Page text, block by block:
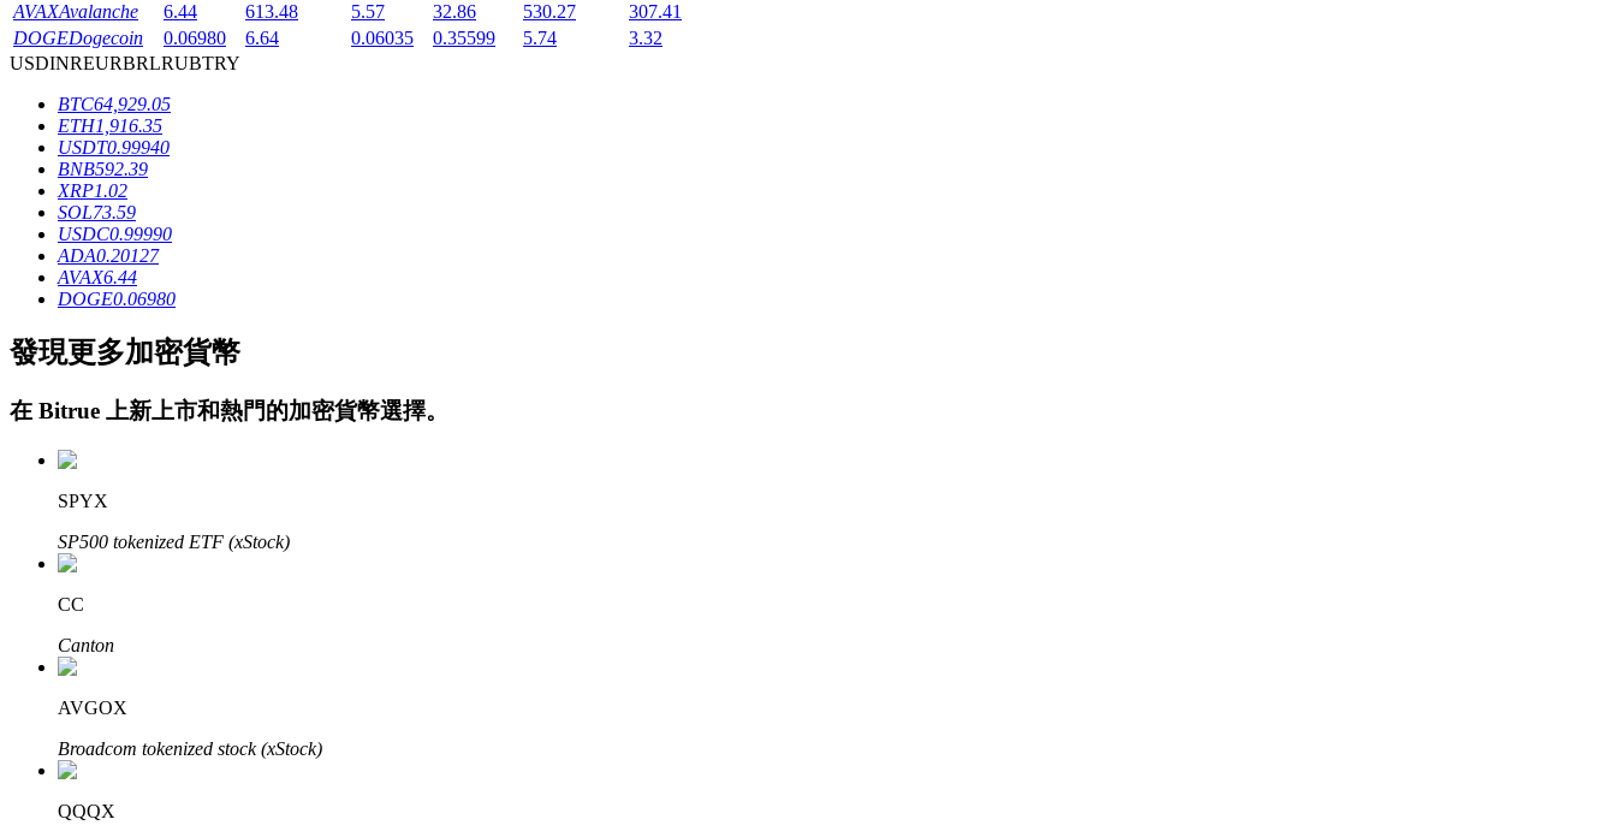
Launchpool
活期質押獲得熱門資產
借貸寶
借貸數字貨幣，及時且安全的服務
AVAXAvalanche 6.44 613.48 5.57 32.86 530.27
307.41
DOGEDogecoin 0.06980 6.64 0.06035 0.35599 5.74
3.32
USDINREURBRLRUBTRY
BTC64,929.05
ETH1,916.35
USDT0.99940
BNB592.39
XRP1.02
SOL73.59
USDC0.99990
ADA0.20127
AVAX6.44
DOGE0.06980
發現更多加密貨幣
在 Bitrue 上新上市和熱門的加密貨幣選擇。
SPYX
SP500 tokenized ETF (xStock)
CC
Canton
AVGOX
Broadcom tokenized stock (xStock)
QQQX